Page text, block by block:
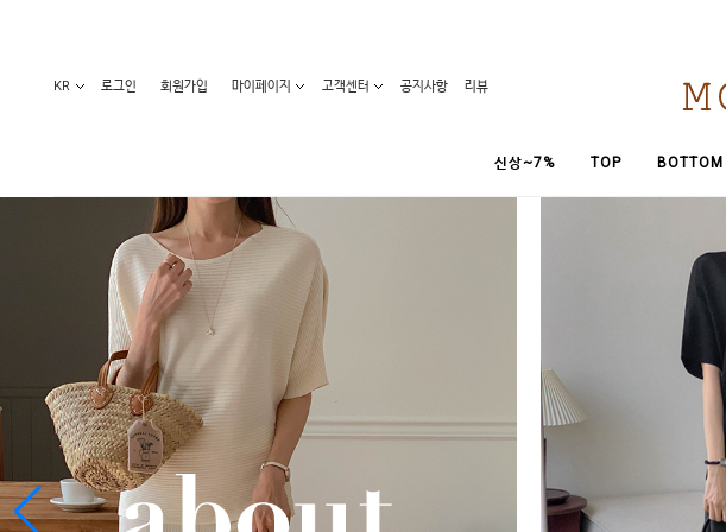
KR 로그인 회원가입 마이페이지 고객센터 공지사항 리뷰
신상~7% TOP BOTTOM
카테고리
베스트100
라벨디
오늘발송
세일50-80%
임산부화장품
1+1세일
기획전
원피스
블라우스/니트
티/나시
아우터
임산부하의
레깅스/스타킹
수유복
요가복